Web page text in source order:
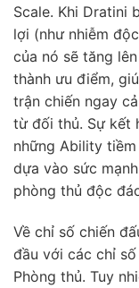
Scale. Khi Dratini
lợi (như nhiễm
của nó sẽ tăng
thành ưu điểm,
trận chiến ngay
từ đối thủ. Sự kết
những Ability
dựa vào sức
phòng thủ độc
Về chỉ số chiến
đầu với các chỉ
Phòng thủ. Tuy